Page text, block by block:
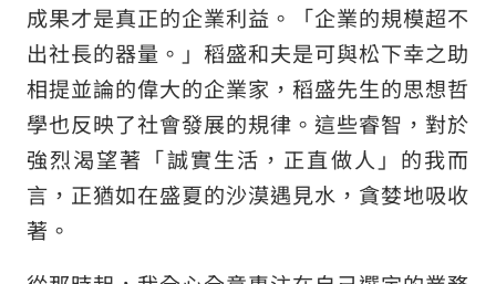
成果才是真正的企業利益。「企業的規模超不
出社長的器量。」稻盛和夫是可與松下幸之助
相提並論的偉大的企業家，稻盛先生的思想哲
學也反映了社會發展的規律。這些睿智，對於
強烈渴望著「誠實生活，正直做人」的我而
言，正猶如在盛夏的沙漠遇見水，貪婪地吸收
著。